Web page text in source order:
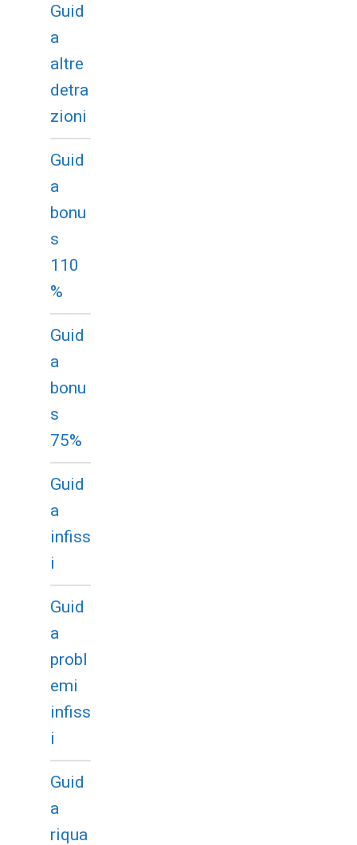
Guid
a
altre
detra
zioni
Guid
a
bonu
s
110
%
Guid
a
bonu
s
75%
Guid
a
infiss
i
Guid
a
probl
emi
infiss
i
Guid
a
riqua